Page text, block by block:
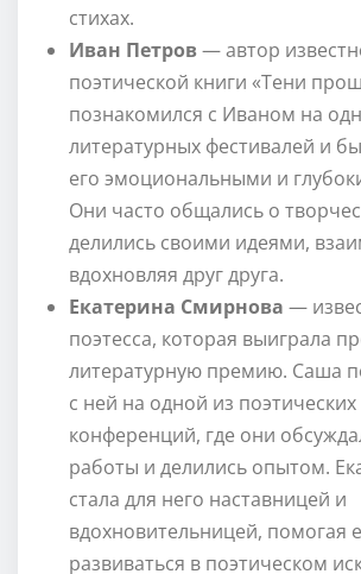
стихах.
Иван Петров— автор
поэтической книги «Тени
познакомился с Иваном на
литературных фестивалей и
его эмоциональными и
Они часто общались о
делились своими идеями,
вдохновляя друг друга.
Екатерина Смирнова —
поэтесса, которая выиграла
литературную премию. Саша
с ней на одной из поэтических
конференций, где они
работы и делились опытом.
стала для него наставницей и
вдохновительницей, помогая
развиваться в поэтическом